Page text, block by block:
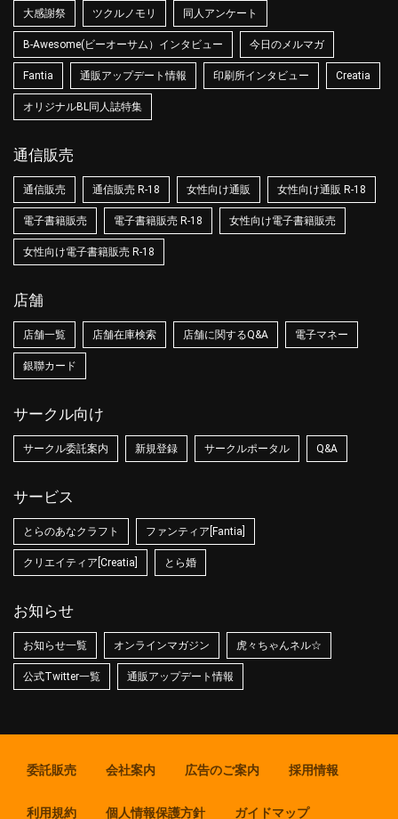
大感謝祭 ツクルノモリ 同人アンケート
B-Awesome(ビーオーサム）インタビュー 今日のメルマガ
Fantia 通販アップデート情報 印刷所インタビュー Creatia
オリジナルBL同人誌特集
通信販売
通信販売 通信販売 R-18 女性向け通販 女性向け通販 R-18
電子書籍販売 電子書籍販売 R-18 女性向け電子書籍販売
女性向け電子書籍販売 R-18
店舗
店舗一覧 店舗在庫検索 店舗に関するQ&A 電子マネー
銀聯カード
サークル向け
サークル委託案内 新規登録 サークルポータル Q&A
サービス
とらのあなクラフト ファンティア[Fantia]
クリエイティア[Creatia] とら婚
お知らせ
お知らせ一覧 オンラインマガジン 虎々ちゃんネル☆
公式Twitter一覧 通販アップデート情報
委託販売 会社案内 広告のご案内 採用情報
利用規約 個人情報保護方針 ガイドマップ